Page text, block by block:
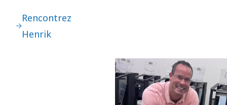
Rencontrez
Henrik